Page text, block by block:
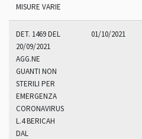
MISURE VARIE
DET. 1469 DEL
20/09/2021
AGG.NE
GUANTI NON
STERILI PER
EMERGENZA
CORONAVIRUS
L.4 BERICAH
DAL
01/10/2021